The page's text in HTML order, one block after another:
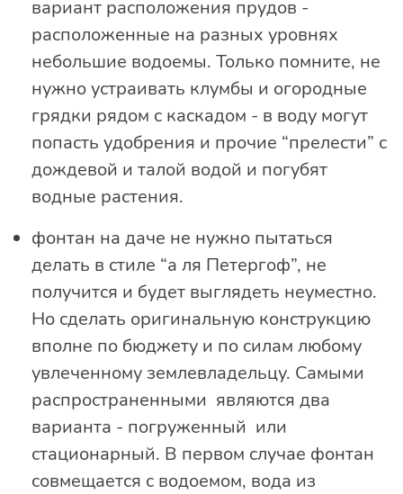
вариант расположения прудов -
расположенные на разных уровнях
небольшие водоемы. Только помните, не
нужно устраивать клумбы и огородные
грядки рядом с каскадом - в воду могут
попасть удобрения и прочие “прелести” с
дождевой и талой водой и погубят
водные растения.
фонтан на даче не нужно пытаться
делать в стиле “а ля Петергоф”, не
получится и будет выглядеть неуместно.
Но сделать оригинальную конструкцию
вполне по бюджету и по силам любому
увлеченному землевладельцу. Самыми
распространенными являются два
варианта - погруженный или
стационарный. В первом случае фонтан
совмещается с водоемом, вода из